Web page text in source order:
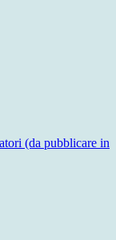
(da pubblicare in